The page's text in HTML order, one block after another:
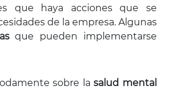
que haya acciones que se
de la empresa. Algunas
que pueden implementarse
sobre lasalud mental